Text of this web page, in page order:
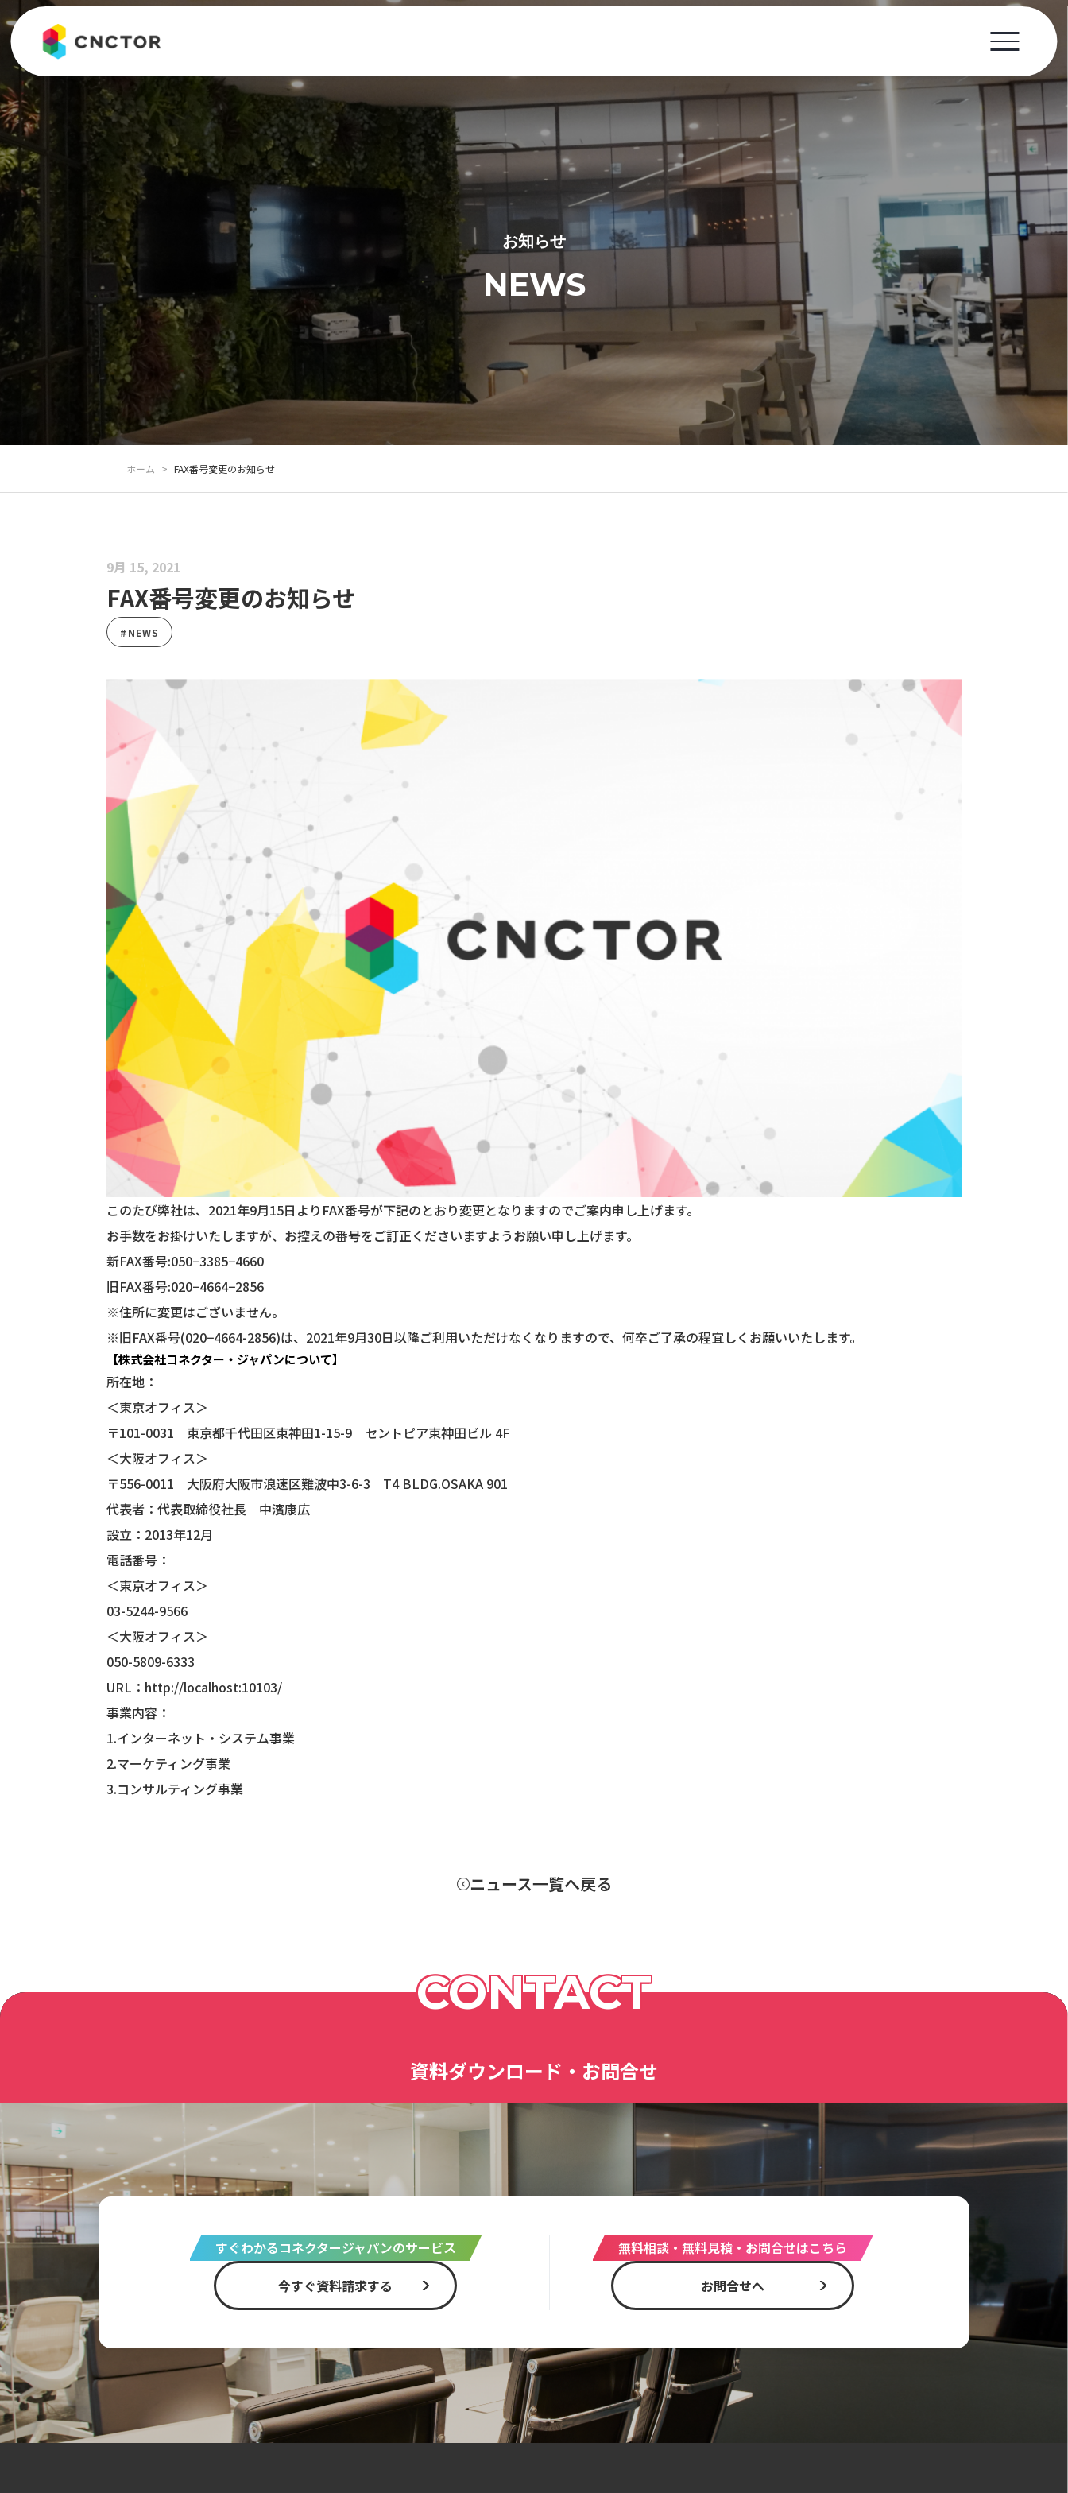
お知らせ
NEWS
ホーム > FAX番号変更のお知らせ
9月 15, 2021
FAX番号変更のお知らせ
#NEWS
このたび弊社は、2021年9月15日よりFAX番号が下記のとおり変更となりますのでご案内申し上げます。
お手数をお掛けいたしますが、お控えの番号をご訂正くださいますようお願い申し上げます。
新FAX番号:050−3385−4660
旧FAX番号:020−4664−2856
※住所に変更はございません。
※旧FAX番号(020−4664-2856)は、2021年9月30日以降ご利用いただけなくなりますので、何卒ご了承の程宜しくお願いいたします。
【株式会社コネクター・ジャパンについて】
所在地：
＜東京オフィス＞
〒101-0031 東京都千代田区東神田1-15-9 セントピア東神田ビル 4F
＜大阪オフィス＞
〒556-0011 大阪府大阪市浪速区難波中3-6-3 T4 BLDG.OSAKA 901
代表者：代表取締役社長 中濱康広
設立：2013年12月
電話番号：
＜東京オフィス＞
03-5244-9566
＜大阪オフィス＞
050-5809-6333
URL： http://localhost:10103/
事業内容：
1.インターネット・システム事業
2.マーケティング事業
3.コンサルティング事業
ニュース一覧へ戻る
CONTACT
資料ダウンロード・お問合せ
すぐわかるコネクタージャパンのサービス
今すぐ資料請求する
無料相談・無料見積・お問合せはこちら
お問合せへ